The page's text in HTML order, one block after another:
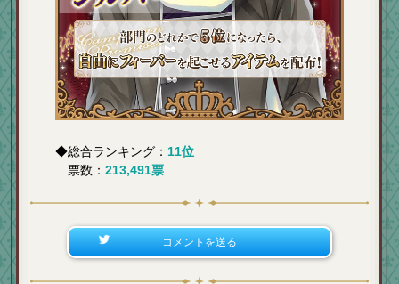
◆総合ランキング： 11位
票数：213,491票
コメントを送る